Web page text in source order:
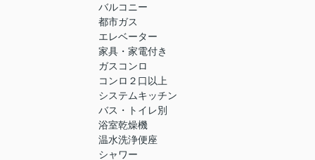
バルコニー
都市ガス
エレベーター
家具・家電付き
ガスコンロ
コンロ２口以上
システムキッチン
バス・トイレ別
浴室乾燥機
温水洗浄便座
シャワー